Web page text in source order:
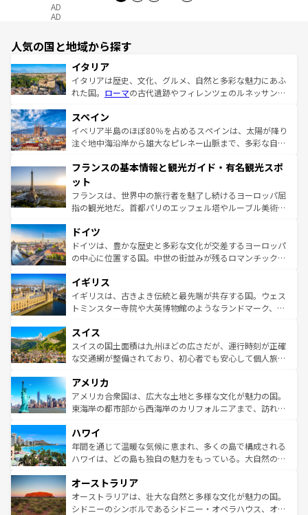
AD
AD
人気の国と地域から探す
イタリア
イタリアは歴史、文化、グルメ、自然と多彩な魅力にあふ
れた国。 ローマの古代遺跡やフィレンツェのルネッサンス
ろん、トスカーナの美しい田園風景やアマルフィ海岸の絶
景など、自然景観も見逃せない。観光の合間には、本場の
ピザやパスタなど、絶品のイタリア料理を堪能することも
ませてくれるイタリアで、忘れられない旅をしてみよう！
なお、新着のイタリア情報は
しい。
スペイン
イベリア半島のほぼ80％を占めるスペインは、太陽が降り
注ぐ地中海沿岸から雄大なピレネー山脈まで、多彩な自然
文化が根付くこの国では、情熱的なフラメンコ、熱気あふ
れる闘牛、そして美味しいタパスが生活の一部となってい
る。首都マドリードの洗練された雰囲気や、バルセロナの
アートに溢れた街角から、地方では古代ローマ遺跡や中世
せる。地方によって風土や気候が異なるスペインはその個
性で訪れる人を魅了する。 なお、新着のスペイン情報は コ
ンテンツ一覧を参照してほしい。
フランスの基本情報と観光ガイド・有名観光スポ
ット
フランスは、世界中の旅行者を魅了し続けるヨーロッパ屈
指の観光地だ。首都パリのエッフェル塔やルーブル美術館
で、幅広い魅力が詰まっている。華麗な宮殿、歴史的な大
聖堂、美しいビーチ、そして豊かな自然が、訪れる者を心
から魅了する。また、フランスは美食の国としても知ら
いる。シャンパンの発祥地であるランス、プロヴァンスの
香り高いラベンダー畑など、多彩な楽しみ方が可能だ。さ
らに、パリ以外の地域にも魅力が溢れており、どの街角に
れる地方に足を運ぶとそれぞれで全く異なる文化を体験で
きるだろう。 なお、新着のフランス情報はコンテンツ一覧
を参照してほしい。
ドイツ
ドイツは、豊かな歴史と多彩な文化が交差するヨーロッパ
の中心に位置する国。中世の街並みが残るロマンチック街
顔を持つこの国は、どこを歩いても飽きることがない。ベ
ルリンの文化的活気、バイエルン州のアルプスの絶景、そ
してライン川沿いのワイン畑といった風景は必見。ビール
は、お酒好きな人にはぜひ体験してほしい。 なお、新着の
ドイツ情報はコンテンツ一覧を参照してほしい。
イギリス
イギリスは、古きよき伝統と最先端が共存する国。ウェス
トミンスター寺院や大英博物館のようなランドマーク、歴
リアごとに異なる魅力がある。また、優雅なアフタヌーン
ティー、ビール好きにはたまらない英国パブ、サッカー観
戦など、本場だからこそできる体験も豊富。イギリスを旅
ンツ一覧を参照してほしい。
スイス
スイスの国土面積は九州ほどの広さだが、運行時刻が正確
な交通網が整備されており、初心者でも安心して個人旅行
の建物がそのまま残る町や、スイスならではのユニークな
博物館もあり、アルプス観光だけでなく町歩きも満喫する
ことができる。国民の所得が高いため物価も高いが、旅行
ば市内交通費無料で観光を楽しむこともできる。 なお、新
着のスイス情報はコンテンツ一覧 を参照してほしい。
アメリカ
アメリカ合衆国は、広大な土地と多様な文化が魅力の国。
東海岸の都市部から西海岸のカリフォルニアまで、訪れる
のような巨大都市は、観光、ショッピング、エンターテイ
ンメントが詰まった刺激的なスポットだ。一方、アメリカ
西部には大自然が広がり、グランドキャニオンやイエロー
部のニューオーリンズでは、音楽と美食が融合した独特の
文化が魅力。旅行者はアメリカの各地域で異なる魅力を楽
しみながら、その多様性と豊かな歴史を感じることができ
ハワイ
年間を通じて温暖な気候に恵まれ、多くの島で構成される
ハワイは、どの島も独自の魅力をもっている。大自然の神
ワイ島は見逃せない。また、定番の観光地といえばオアフ
島だが、静かな自然を求めるならマウイ島やカウアイ島が
おすすめ。エメラルドグリーンに輝く海をはじめ、豊かな
オーストラリア
オーストラリアは、壮大な自然と多様な文化が魅力の国。
シドニーのシンボルであるシドニー・オペラハウス、オー